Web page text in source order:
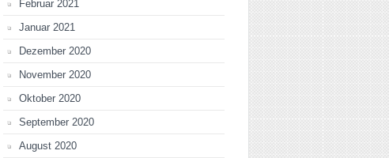
Februar 2021
Januar 2021
Dezember 2020
November 2020
Oktober 2020
September 2020
August 2020